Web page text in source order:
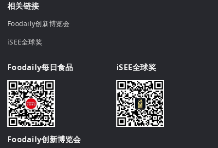
相关链接
Foodaily创新博览会
iSEE全球奖
Foodaily每日食品 iSEE全球奖
Foodaily创新博览会